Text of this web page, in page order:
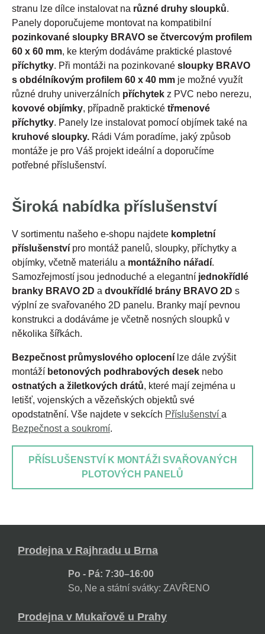
stranu lze dílce instalovat na různé druhy sloupků.
Panely doporučujeme montovat na kompatibilní
pozinkované sloupky BRAVO se čtvercovým profilem
60 x 60 mm, ke kterým dodáváme praktické plastové
příchytky. Při montáži na pozinkované sloupky BRAVO
s obdélníkovým profilem 60 x 40 mm je možné využít
různé druhy univerzálních příchytek z PVC nebo nerezu,
kovové objímky, případně praktické třmenové
příchytky. Panely lze instalovat pomocí objímek také na
kruhové sloupky. Rádi Vám poradíme, jaký způsob
montáže je pro Váš projekt ideální a doporučíme
potřebné příslušenství.
Široká nabídka příslušenství
V sortimentu našeho e-shopu najdete kompletní
příslušenství pro montáž panelů, sloupky, příchytky a
objímky, včetně materiálu a montážního nářadí.
Samozřejmostí jsou jednoduché a elegantní jednokřídlé
branky BRAVO 2D a dvoukřídlé brány BRAVO 2D s
výplní ze svařovaného 2D panelu. Branky mají pevnou
konstrukci a dodáváme je včetně nosných sloupků v
několika šířkách.
Bezpečnost průmyslového oplocení lze dále zvýšit
montáží betonových podhrabových desek nebo
ostnatých a žiletkových drátů, které mají zejména u
letišť, vojenských a vězeňských objektů své
opodstatnění. Vše najdete v sekcích Příslušenství a
Bezpečnost a soukromí.
PŘÍSLUŠENSTVÍ K MONTÁŽI SVAŘOVANÝCH
PLOTOVÝCH PANELŮ
Prodejna v Rajhradu u Brna
Po - Pá: 7:30–16:00
So, Ne a státní svátky: ZAVŘENO
Prodejna v Mukařově u Prahy